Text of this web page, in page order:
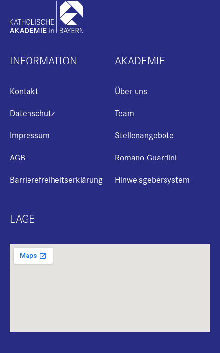
INFORMATION
Kontakt
Datenschutz
Impressum
AGB
Barrierefreiheitserklärung
AKADEMIE
Über uns
Team
Stellenangebote
Romano Guardini
Hinweisgebersystem
LAGE